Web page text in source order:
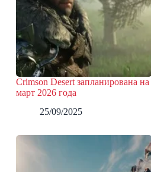
Crimson Desert запланирована на
март 2026 года
25/09/2025